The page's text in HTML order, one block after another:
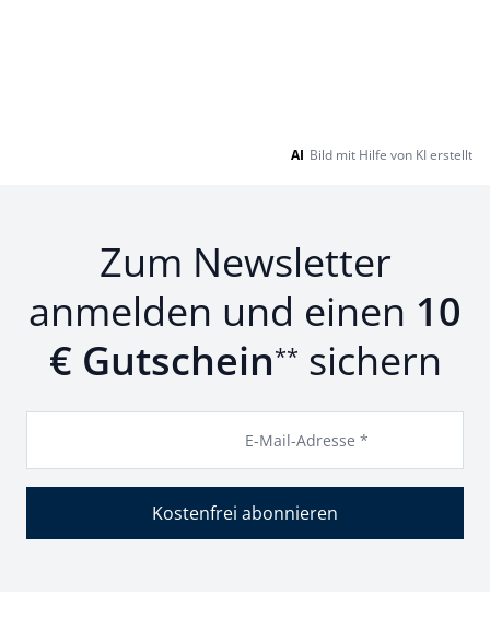
AI Bild mit Hilfe von KI erstellt
Zum Newsletter
anmelden und einen 10
€ Gutschein** sichern
E-Mail-Adresse *
Kostenfrei abonnieren